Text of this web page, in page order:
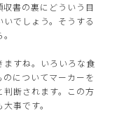
書の裏にどういう目
でしょう。そうする
ますね。いろいろな食
についてマーカーを
断されます。この方
事です。